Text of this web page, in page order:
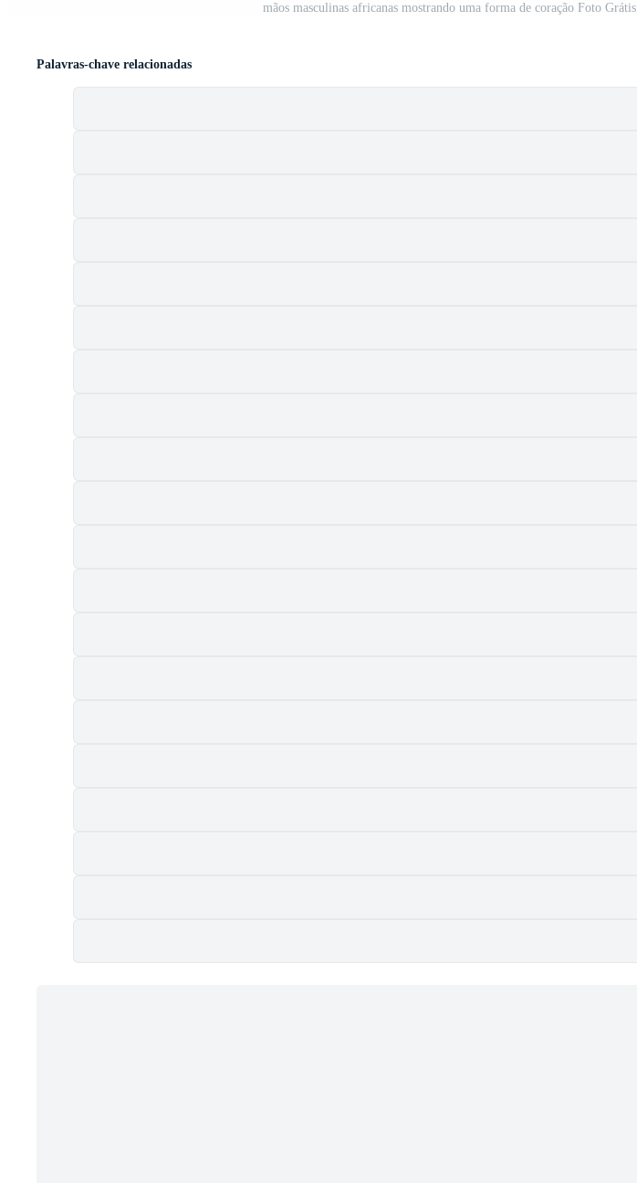
mãos masculinas africanas mostrando uma forma de coração Foto Grátis
Palavras-chave relacionadas